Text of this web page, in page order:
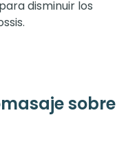
disminuir los
sobre